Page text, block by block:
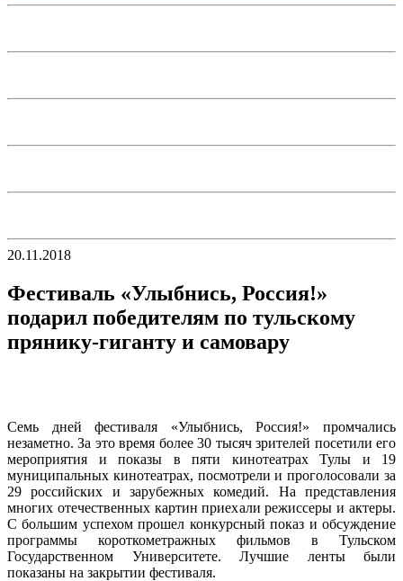
20.11.2018
Фестиваль «Улыбнись, Россия!»
подарил победителям по тульскому
прянику-гиганту и самовару
Семь дней фестиваля «Улыбнись, Россия!» промчались
незаметно. За это время более 30 тысяч зрителей посетили его
мероприятия и показы в пяти кинотеатрах Тулы и 19
муниципальных кинотеатрах, посмотрели и проголосовали за
29 российских и зарубежных комедий. На представления
многих отечественных картин приехали режиссеры и актеры.
С большим успехом прошел конкурсный показ и обсуждение
программы короткометражных фильмов в Тульском
Государственном Университете. Лучшие ленты были
показаны на закрытии фестиваля.